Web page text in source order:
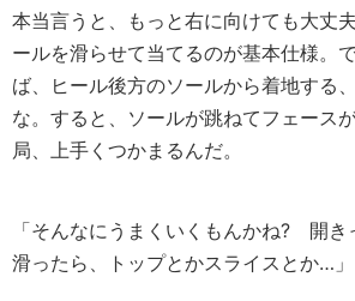
本当言うと、もっと右に向けても大丈
ールを滑らせて当てるのが基本仕様。
ば、ヒール後方のソールから着地する
な。すると、ソールが跳ねてフェース
局、上手くつかまるんだ。
「そんなにうまくいくもんかね? 開
滑ったら、トップとかスライスとか…」